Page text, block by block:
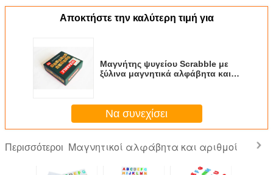
Αποκτήστε την καλύτερη τιμή για
Μαγνήτης ψυγείου Scrabble με
ξύλινα μαγνητικά αλφάβητα και
Να συνεχίσει
Περισσότεροι Μαγνητικοί αλφάβητα και αριθμοί